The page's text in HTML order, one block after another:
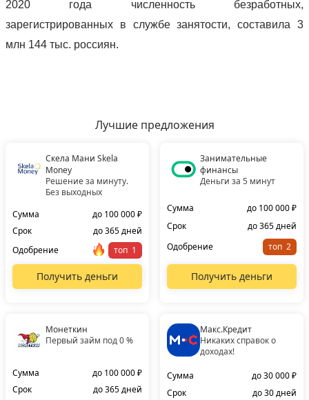
2020 года численность безработных,
зарегистрированных в службе занятости, составила 3
млн 144 тыс. россиян.
Лучшие предложения
Скела Мани Skela
Money
Решение за минуту.
Без выходных
Сумма
до 100 000 ₽
Срок
до 365 дней
Одобрение
топ
Получить деньги
Занимательные
финансы
Деньги за 5 минут
Сумма
до 100 000 ₽
Срок
до 365 дней
Одобрение
топ
Получить деньги
Монеткин
Первый займ под 0 %
Сумма
до 100 000 ₽
Срок
до 365 дней
Макс.Кредит
Никаких справок о
доходах!
Сумма
до 30 000 ₽
Срок
до 30 дней